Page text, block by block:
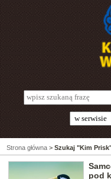
Strona główna > Szukaj "Kim
pod